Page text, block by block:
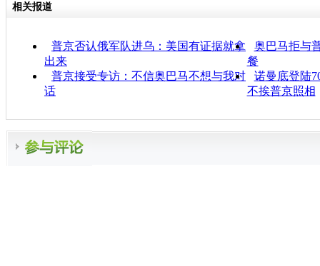
相关报道
普京否认俄军队进乌：美国有证据就拿
出来
奥巴马拒与
餐
普京接受专访：不信奥巴马不想与我对
话
诺曼底登陆
不挨普京照相